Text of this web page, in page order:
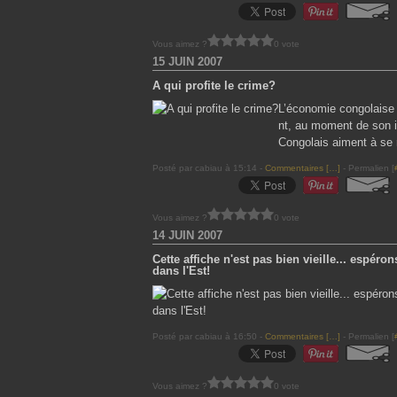
Vous aimez ? 0 vote
15 JUIN 2007
A qui profite le crime?
L’économie
nt, au moment de son
Congolais aiment à se
Posté par cabiau à 15:14 - Commentaires [ ] - Permalien [
Vous aimez ? 0 vote
14 JUIN 2007
Cette affiche n'est pas bien vieille...
dans l'Est!
Posté par cabiau à 16:50 - Commentaires [ ] - Permalien [
Vous aimez ? 0 vote